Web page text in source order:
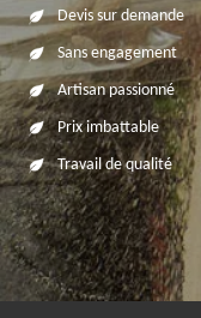
Devis sur demande
Sans engagement
Artisan passionné
Prix imbattable
Travail de qualité